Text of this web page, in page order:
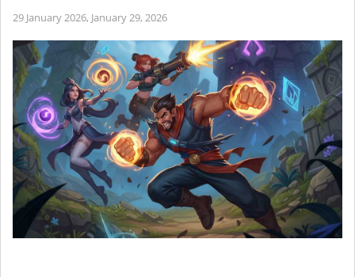
29 January 2026, January 29, 2026